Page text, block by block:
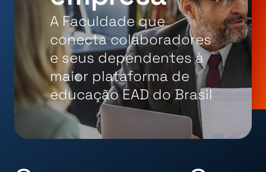
A Faculdade que
conecta colaboradores
e seus dependentes à
maior plataforma de
educação EAD do Brasil